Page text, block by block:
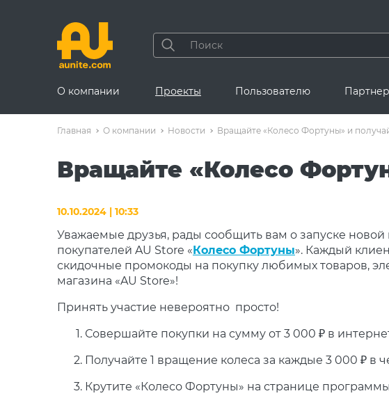
О компании Проекты Пользователю
Главная О компании Новости Вращайте «Колесо Фортуны» и
Вращайте «Колесо
10.10.2024 | 10:33
Уважаемые друзья, рады сообщить вам о запуске
покупателей AU Store «Колесо Фортуны». Каждый
скидочные промокоды на покупку любимых товаров,
магазина «AU Store»!
Принять участие невероятно просто!
Совершайте покупки на сумму от 3 000 ₽ в
Получайте 1 вращение колеса за каждые 3 000 ₽
Крутите «Колесо Фортуны» на странице